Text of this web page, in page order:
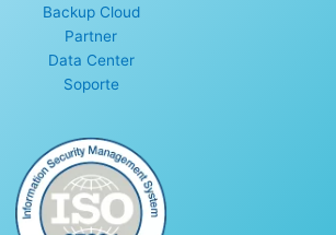
Backup Cloud
Partner
Data Center
Soporte